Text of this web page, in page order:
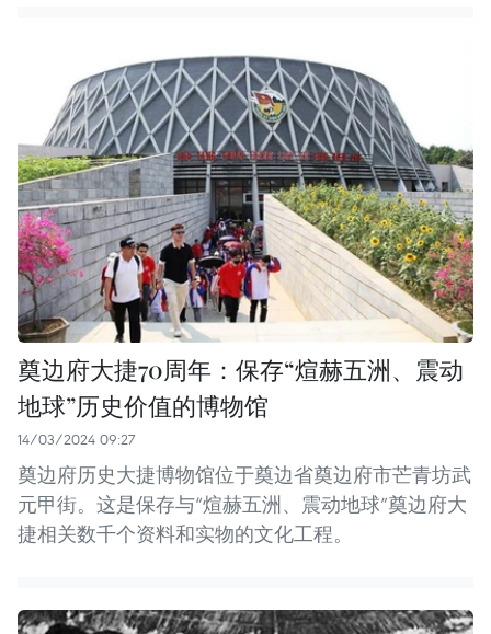
奠边府大捷70周年：保存“煊赫五洲、震动
地球”历史价值的博物馆
14/03/2024 09:27
奠边府历史大捷博物馆位于奠边省奠边府市芒青坊武
元甲街。这是保存与“煊赫五洲、震动地球”奠边府大
捷相关数千个资料和实物的文化工程。